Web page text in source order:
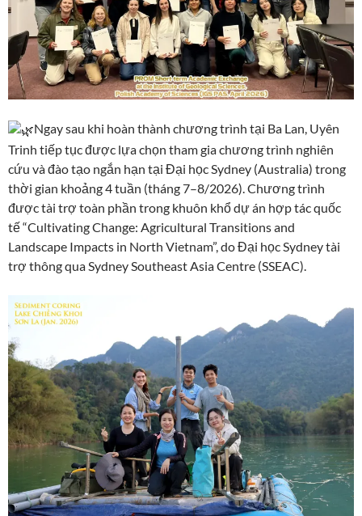
Ngay sau khi hoàn thành chương trình tại Ba Lan, Uyên
Trinh tiếp tục được lựa chọn tham gia chương trình nghiên
cứu và đào tạo ngắn hạn tại Đại học Sydney (Australia) trong
thời gian khoảng 4 tuần (tháng 7–8/2026). Chương trình
được tài trợ toàn phần trong khuôn khổ dự án hợp tác quốc
tế “Cultivating Change: Agricultural Transitions and
Landscape Impacts in North Vietnam”, do Đại học Sydney tài
trợ thông qua Sydney Southeast Asia Centre (SSEAC).